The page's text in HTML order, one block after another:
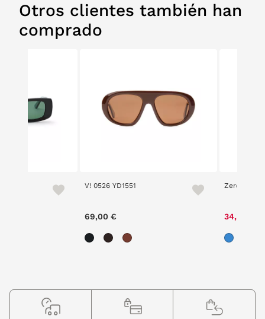
Otros clientes también han
comprado
V! 0526 YD1551
69,00 €
Zero 5201 7
34,30 €